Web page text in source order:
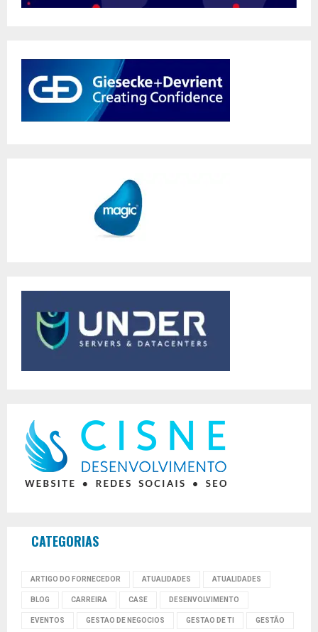
CATEGORIAS
ARTIGO DO FORNECEDOR ATUALIDADES ATUALIDADES
BLOG CARREIRA CASE DESENVOLVIMENTO
EVENTOS GESTAO DE NEGOCIOS GESTAO DE TI GESTÃO